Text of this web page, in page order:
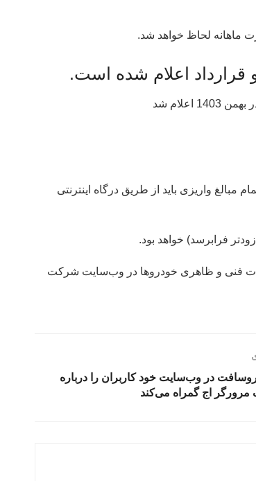
اعلام شده است.
واریزی باید از طریق درگاه اینترنتی
فنی و ظاهری خودروها در وب‌سایت شرکت
در وب‌سایت خود کاربران را درباره
اج گمراه می‌کند